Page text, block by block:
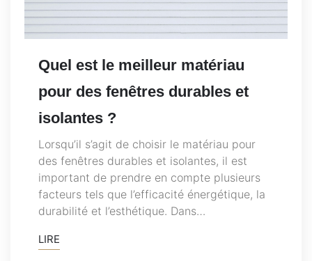
Quel est le meilleur matériau
pour des fenêtres durables et
isolantes ?
Lorsqu’il s’agit de choisir le matériau pour
des fenêtres durables et isolantes, il est
important de prendre en compte plusieurs
facteurs tels que l’efficacité énergétique, la
durabilité et l’esthétique. Dans…
LIRE